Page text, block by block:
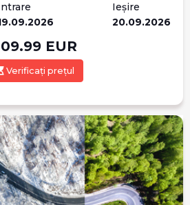
Ieșire
20.09.2026
EUR
Verificați prețul